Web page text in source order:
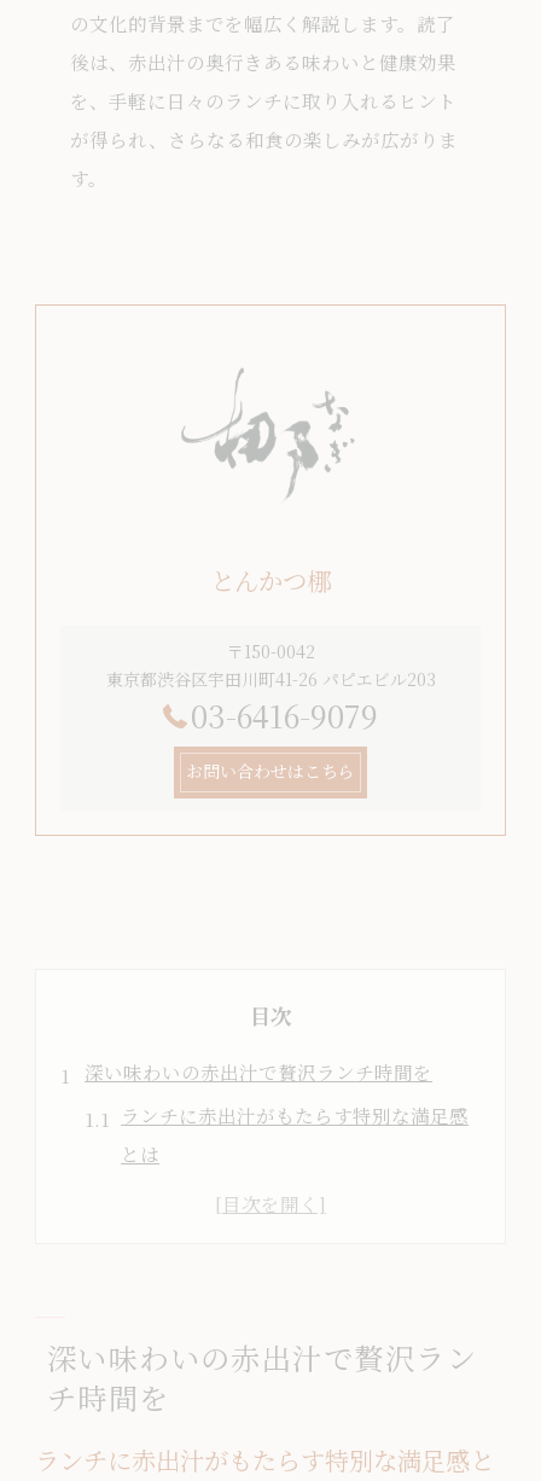
の文化的背景までを幅広く解説します。読了
後は、赤出汁の奥行きある味わいと健康効果
を、手軽に日々のランチに取り入れるヒント
が得られ、さらなる和食の楽しみが広がりま
す。
とんかつ梛
〒150-0042
東京都渋谷区宇田川町41-26 パピエビル203
03-6416-9079
お問い合わせはこちら
目次
深い味わいの赤出汁で贅沢ランチ時間を
ランチに赤出汁がもたらす特別な満足感
とは
赤出汁のコクを楽しむ贅沢ランチの楽し
深い味わいの赤出汁を取り入れるランチ
術
赤出汁がランチメニューに選ばれる魅力
深い味わいの赤出汁で贅沢ラン
チ時間を
ランチに赤出汁がもたらす特別な満足感と